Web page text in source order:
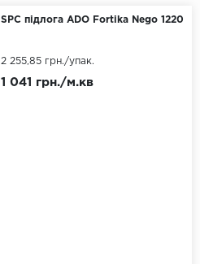
SPC підлога ADO Fortika Nego 1220
1 041 грн./м.кв
2 255,85 грн./упак.